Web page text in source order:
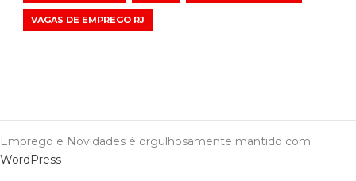
VAGAS DE EMPREGO RJ
Emprego e Novidades é orgulhosamente mantido com
WordPress